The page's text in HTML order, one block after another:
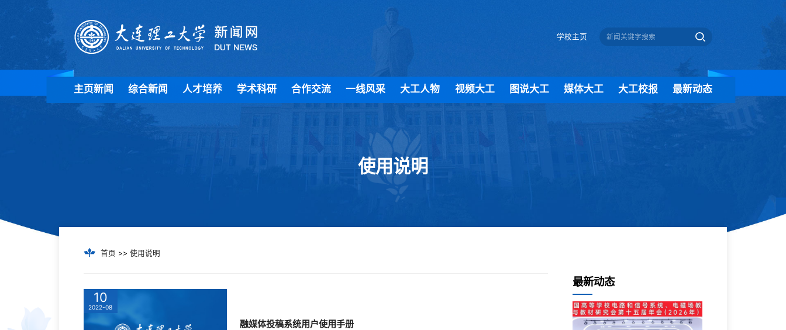
学校主页
主页新闻 综合新闻 人才培养 学术科研 合作交流 一线风采 大工人物 视频大工 图说大工 媒体大工 大工校报 最新动态
使用说明
首页 >> 使用说明
10
2022-08
融媒体投稿系统用户使用手册
最新动态